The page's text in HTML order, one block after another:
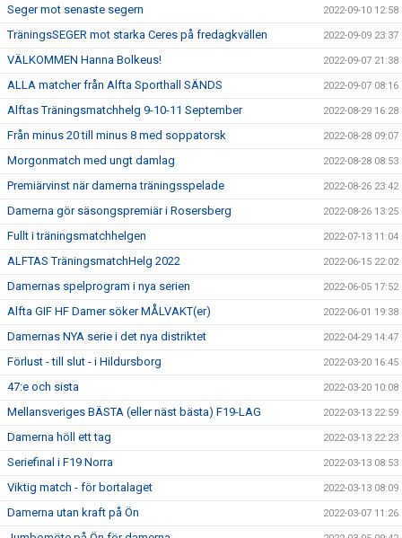
Seger mot senaste segern 2022-09-10 12:58
TräningsSEGER mot starka Ceres på fredagkvällen 2022-09-09 23:37
VÄLKOMMEN Hanna Bolkeus! 2022-09-07 21:38
ALLA matcher från Alfta Sporthall SÄNDS 2022-09-07 08:16
Alftas Träningsmatchhelg 9-10-11 September 2022-08-29 16:28
Från minus 20 till minus 8 med soppatorsk 2022-08-28 09:07
Morgonmatch med ungt damlag 2022-08-28 08:53
Premiärvinst när damerna träningsspelade 2022-08-26 23:42
Damerna gör säsongspremiär i Rosersberg 2022-08-26 13:25
Fullt i träningsmatchhelgen 2022-07-13 11:04
ALFTAS TräningsmatchHelg 2022 2022-06-15 22:02
Damernas spelprogram i nya serien 2022-06-05 17:52
Alfta GIF HF Damer söker MÅLVAKT(er) 2022-06-01 19:38
Damernas NYA serie i det nya distriktet 2022-04-29 14:47
Förlust - till slut - i Hildursborg 2022-03-20 16:45
47:e och sista 2022-03-20 10:08
Mellansveriges BÄSTA (eller näst bästa) F19-LAG 2022-03-13 22:59
Damerna höll ett tag 2022-03-13 22:23
Seriefinal i F19 Norra 2022-03-13 08:53
Viktig match - för bortalaget 2022-03-13 08:09
Damerna utan kraft på Ön 2022-03-07 11:26